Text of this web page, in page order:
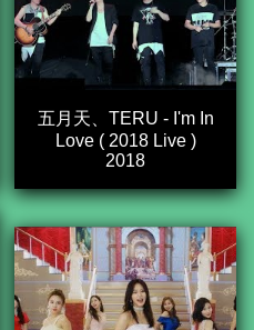
五月天、TERU - I'm In
Love ( 2018 Live )
2018